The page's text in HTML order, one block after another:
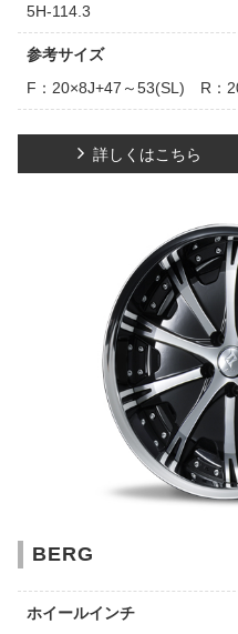
5H-114.3
参考サイズ
F：20×8J+47～53(SL) R：
詳しくはこちら
BERG
ホイールインチ